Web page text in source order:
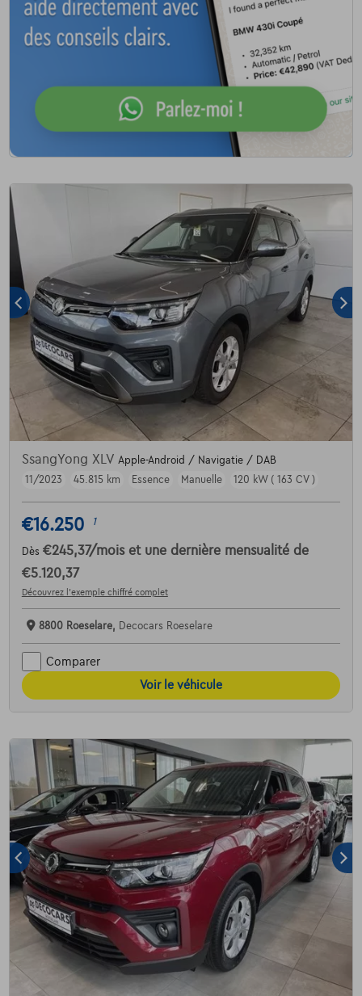
SsangYong XLV Apple-Android / Navigatie / DAB
11/2023
45.815 km Essence Manuelle 120 kW ( 163 CV )
€16.250 1
Dès €245,37/mois et une dernière mensualité de
€5.120,37
Découvrez l’exemple chiffré complet
8800 Roeselare, Decocars Roeselare
Comparer
Voir le véhicule